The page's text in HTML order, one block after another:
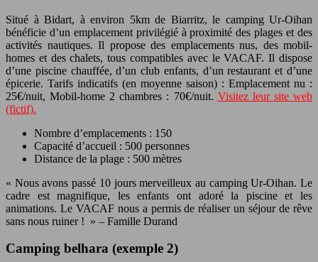
Situé à Bidart, à environ 5km de Biarritz, le camping Ur-Oihan
bénéficie d’un emplacement privilégié à proximité des plages et des
activités nautiques. Il propose des emplacements nus, des mobil-
homes et des chalets, tous compatibles avec le VACAF. Il dispose
d’une piscine chauffée, d’un club enfants, d’un restaurant et d’une
épicerie. Tarifs indicatifs (en moyenne saison) : Emplacement nu :
25€/nuit, Mobil-home 2 chambres : 70€/nuit. Visitez leur site web
(fictif).
Nombre d’emplacements : 150
Capacité d’accueil : 500 personnes
Distance de la plage : 500 mètres
« Nous avons passé 10 jours merveilleux au camping Ur-Oihan. Le
cadre est magnifique, les enfants ont adoré la piscine et les
animations. Le VACAF nous a permis de réaliser un séjour de rêve
sans nous ruiner ! » – Famille Durand
Camping belhara (exemple 2)